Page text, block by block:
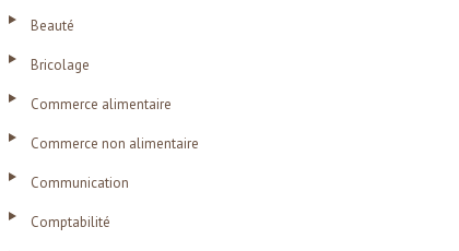
Beauté
Bricolage
Commerce alimentaire
Commerce non alimentaire
Communication
Comptabilité